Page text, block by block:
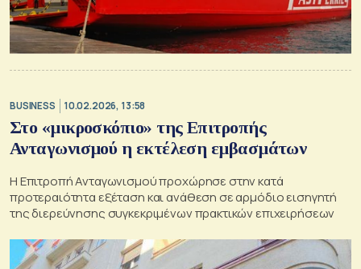
BUSINESS 10.02.2026, 13:58
Στο «μικροσκόπιο» της Επιτροπής
Ανταγωνισμού η εκτέλεση εμβασμάτων
Η Επιτροπή Ανταγωνισμού προχώρησε στην κατά
προτεραιότητα εξέταση και ανάθεση σε αρμόδιο εισηγητή
της διερεύνησης συγκεκριμένων πρακτικών επιχειρήσεων